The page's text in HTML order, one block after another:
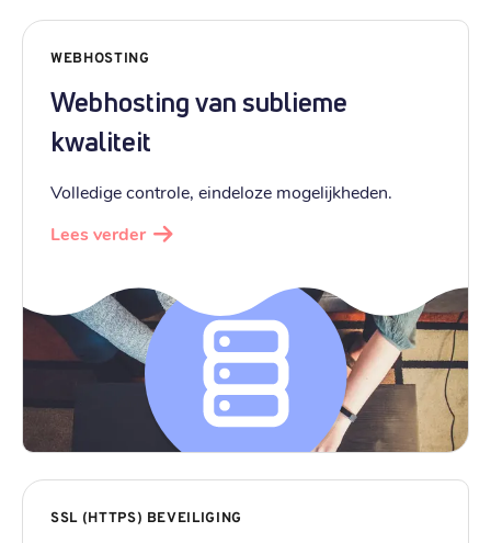
WEBHOSTING
Webhosting van sublieme
kwaliteit
Volledige controle, eindeloze mogelijkheden.
Lees verder
SSL (HTTPS) BEVEILIGING